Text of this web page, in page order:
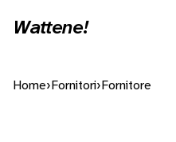
Wattene!
Home› Fornitori› Fornitore